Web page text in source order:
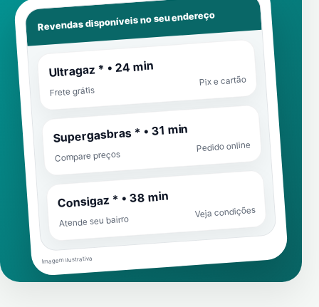
Revendas disponíveis no seu endereço
Ultragaz * • 24 min
Frete grátis
Pix e cartão
Supergasbras * • 31 min
Compare preços
Pedido online
Consigaz * • 38 min
Atende seu bairro
Veja condições
Imagem ilustrativa